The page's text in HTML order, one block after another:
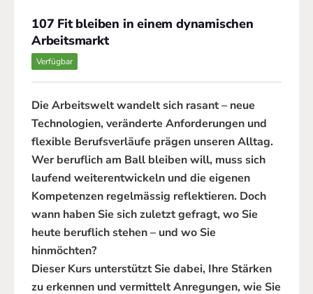
107 Fit bleiben in einem dynamischen
Arbeitsmarkt
Verfügbar
Die Arbeitswelt wandelt sich rasant – neue
Technologien, veränderte Anforderungen und
flexible Berufsverläufe prägen unseren Alltag.
Wer beruflich am Ball bleiben will, muss sich
laufend weiterentwickeln und die eigenen
Kompetenzen regelmässig reflektieren. Doch
wann haben Sie sich zuletzt gefragt, wo Sie
heute beruflich stehen – und wo Sie
hinmöchten?
Dieser Kurs unterstützt Sie dabei, Ihre Stärken
zu erkennen und vermittelt Anregungen, wie Sie